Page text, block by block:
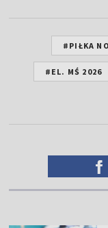
#PIŁKA
#EL. MŚ 2026